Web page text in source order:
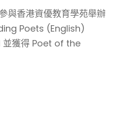
與香港資優教育學苑舉辦
Poets (English)
獲得 Poet of the